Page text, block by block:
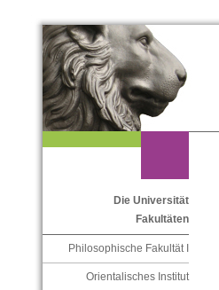
Die Universität
Fakultäten
Philosophische Fakultät I
Orientalisches Institut